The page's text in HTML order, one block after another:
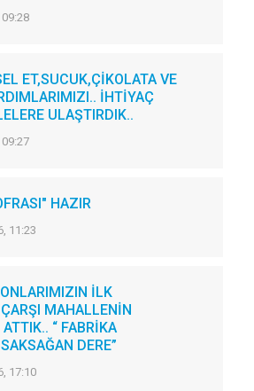
ET,SUCUK,ÇİKOLATA VE
İHTİYAÇ
ULAŞTIRDIK..
HAZIR
11:23
İLK
MAHALLENİN
“ FABRİKA
DERE”
17:10